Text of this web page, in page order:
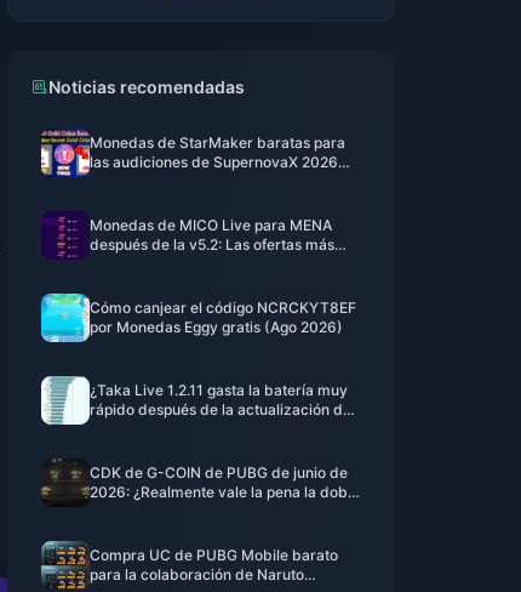
Noticias recomendadas
Monedas de StarMaker baratas para
las audiciones de SupernovaX 2026
Monedas de MICO Live para MENA
después de la v5.2: Las ofertas más
Cómo canjear el código NCRCKYT8EF
por Monedas Eggy gratis (Ago 2026)
¿Taka Live 1.2.11 gasta la batería muy
rápido después de la actualización de
CDK de G-COIN de PUBG de junio de
2026: ¿Realmente vale la pena la doble
Compra UC de PUBG Mobile barato
para la colaboración de Naruto